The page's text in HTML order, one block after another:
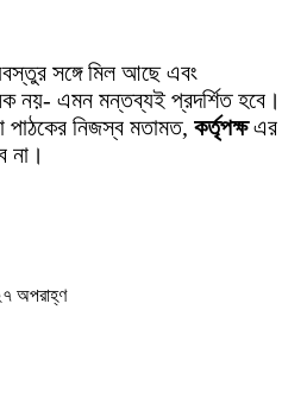
সঙ্গে মিল আছে এবং
নয়- এমন মন্তব্যই প্রদর্শিত হবে।
নিজস্ব মতামত, কর্তৃপক্ষএর
না।
অপরাহ্ণ